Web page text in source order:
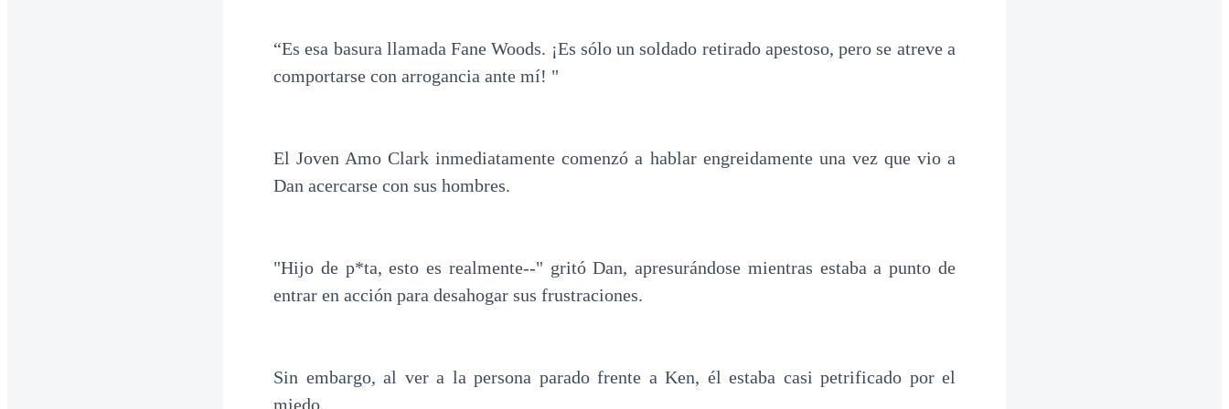
“Es esa basura llamada Fane Woods. ¡Es sólo un soldado retirado apestoso, pero se atreve a
comportarse con arrogancia ante mí! "
El Joven Amo Clark inmediatamente comenzó a hablar engreidamente una vez que vio a
Dan acercarse con sus hombres.
"Hijo de p*ta, esto es realmente--" gritó Dan, apresurándose mientras estaba a punto de
entrar en acción para desahogar sus frustraciones.
Sin embargo, al ver a la persona parado frente a Ken, él estaba casi petrificado por el
miedo.